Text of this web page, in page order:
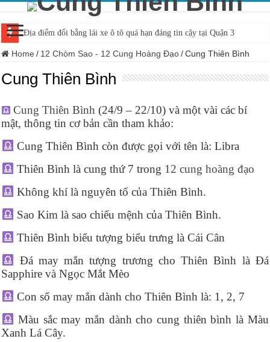
Địa điểm đổi bằng lái xe ô tô quá hạn đáng tin cậy tại Quận 3
Home / 12 Chòm Sao - 12 Cung Hoàng Đạo / Cung Thiên Bình
Cung Thiên Bình
Cung Thiên Bình (24/9 – 22/10) và một vài các bí
mật, thông tin cơ bản cần tham khảo:
Cung Thiên Bình còn được gọi với tên là: Libra
Thiên Bình là cung thứ 7 trong 12 cung hoàng đạo
Không khí là nguyên tố của Thiên Bình.
Sao Kim là sao chiếu mệnh của Thiên Bình.
Thiên Bình biểu tượng biểu trưng là Cái Cân
Đá may mắn tượng trương cho Thiên Bình là Đá
Sapphire và Ngọc Mắt Mèo
Con số may mắn dành cho Thiên Bình là: 1, 2, 7
Màu sắc may mắn dành cho cung thiên bình là Màu
Xanh Lá Cây.